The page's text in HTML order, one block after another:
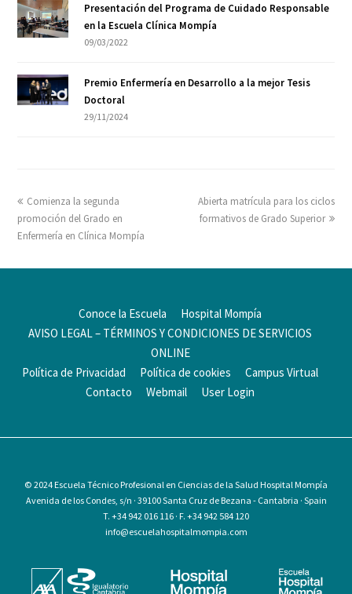
Presentación del Programa de Cuidado Responsable
en la Escuela Clínica Mompía
09/03/2022
Premio Enfermería en Desarrollo a la mejor Tesis
Doctoral
29/11/2024
Comienza la segunda
promoción del Grado en
Enfermería en Clínica Mompía
Abierta matrícula para los ciclos
formativos de Grado Superior
Conoce la Escuela
Hospital Mompía
AVISO LEGAL – TÉRMINOS Y CONDICIONES DE SERVICIOS
ONLINE
Política de Privacidad
Política de cookies
Campus Virtual
Contacto
Webmail User Login
© 2024 Escuela Técnico Profesional en Ciencias de la Salud Hospital Mompía
Avenida de los Condes, s/n · 39100 Santa Cruz de Bezana - Cantabria · Spain
T. +34 942 016 116 · F. +34 942 584 120
info@escuelahospitalmompia.com